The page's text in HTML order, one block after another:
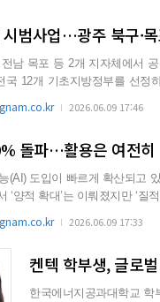
범사업…광주 북구·
등 2개 지자체에서 공공생리대 지원 시
12개 기초지방정부를 선정하
기 광명·수원, 충남 서천, 대전
2026.06.09 17:46
돌파…활용은 여전히
(AI) 도입이 빠르게 확산되고
80%에 달했지만, 대부분이 기
2026.06.09 17:33
켄텍 학부생, 글로
한국에너지공과대학교